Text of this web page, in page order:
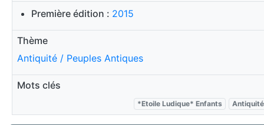
Première édition : 2015
Thème
Antiquité / Peuples Antiques
Mots clés
*Etoile Ludique* Enfants Antiquité